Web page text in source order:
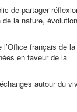
de partager
la nature,
français de la
en faveur de la
autour du